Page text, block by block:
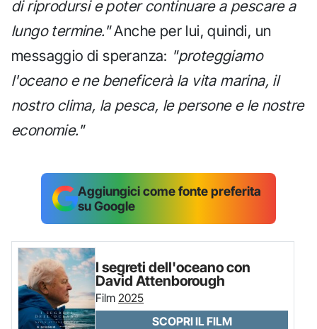
di riprodursi e poter continuare a pescare a
lungo termine."Anche per lui, quindi, un
messaggio di speranza: "proteggiamo
l'oceano e ne beneficerà la vita marina, il
nostro clima, la pesca, le persone e le nostre
economie."
Aggiungici come fonte preferita
su Google
I segreti dell'oceano con
David Attenborough
Film 2025
SCOPRI IL FILM